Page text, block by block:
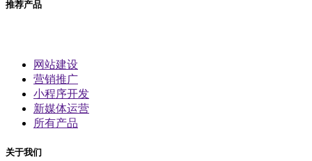
推荐产品
网站建设
营销推广
小程序开发
新媒体运营
所有产品
关于我们